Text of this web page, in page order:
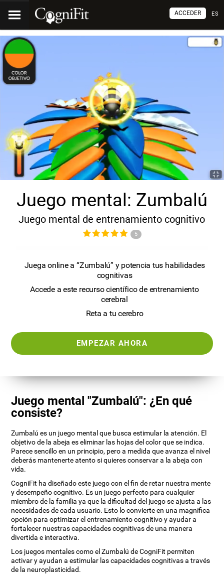
ES
ACCEDER
Juego mental: Zumbalú
Juego mental de entrenamiento cognitivo
5
Juega online a “Zumbalú” y potencia tus habilidades
cognitivas
Accede a este recurso científico de entrenamiento
cerebral
Reta a tu cerebro
EMPEZAR AHORA
Juego mental "Zumbalú": ¿En qué
consiste?
Zumbalú es un juego mental que busca estimular la atención. El
objetivo de la abeja es eliminar las hojas del color que se indica.
Parece sencillo en un principio, pero a medida que avanza el nivel
deberás mantenerte atento si quieres conservar a la abeja con
vida.
CogniFit ha diseñado este juego con el fin de retar nuestra mente
y desempeño cognitivo. Es un juego perfecto para cualquier
miembro de la familia ya que la dificultad del juego se ajusta a las
necesidades de cada usuario. Esto lo convierte en una magnífica
opción para optimizar el entrenamiento cognitivo y ayudar a
fortalecer nuestras capacidades cognitivas de una manera
divertida e interactiva.
Los juegos mentales como el Zumbalú de CogniFit permiten
activar y ayudan a estimular las capacidades cognitivas a través
de la neuroplasticidad.